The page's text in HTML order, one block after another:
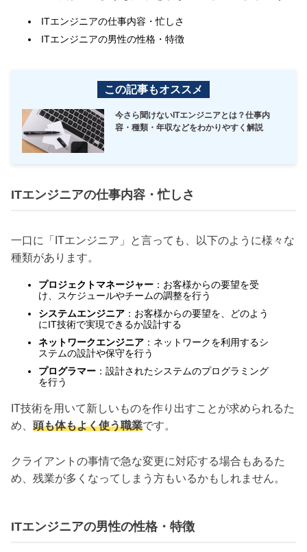
ITエンジニアの仕事内容・忙しさ
ITエンジニアの男性の性格・特徴
この記事もオススメ
今さら聞けないITエンジニアとは？仕事内
容・種類・年収などをわかりやすく解説
ITエンジニアの仕事内容・忙しさ
一口に「ITエンジニア」と言っても、以下のように様々な
種類があります。
プロジェクトマネージャー ：お客様からの要望を受
け、スケジュールやチームの調整を行う
システムエンジニア ：お客様からの要望を、どのよう
にIT技術で実現できるか設計する
ネットワークエンジニア ：ネットワークを利用するシ
ステムの設計や保守を行う
プログラマー ：設計されたシステムのプログラミング
を行う
IT技術を用いて新しいものを作り出すことが求められるた
め、 頭も体もよく使う職業です。
クライアントの事情で急な変更に対応する場合もあるた
め、残業が多くなってしまう方もいるかもしれません。
ITエンジニアの男性の性格・特徴